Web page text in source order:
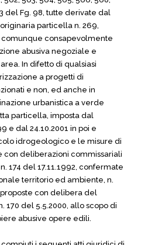
del Fg. 98, tutte derivate dal
particella n. 269,
comunque consapevolmente
abusiva negoziale e
In difetto di qualsiasi
a progetti di
e non, ed anche in
urbanistica a verde
particella, imposta dal
e dal 24.10.2001 in poi e
idrogeologico e le misure di
con deliberazioni commissariali
174 del 17.11.1992, confermate
territorio ed ambiente, n.
con delibera del
170 del 5.5.2000, allo scopo di
abusive opere edili.